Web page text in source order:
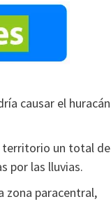
causar el huracán
territorio un total de
por las lluvias.
zona paracentral,